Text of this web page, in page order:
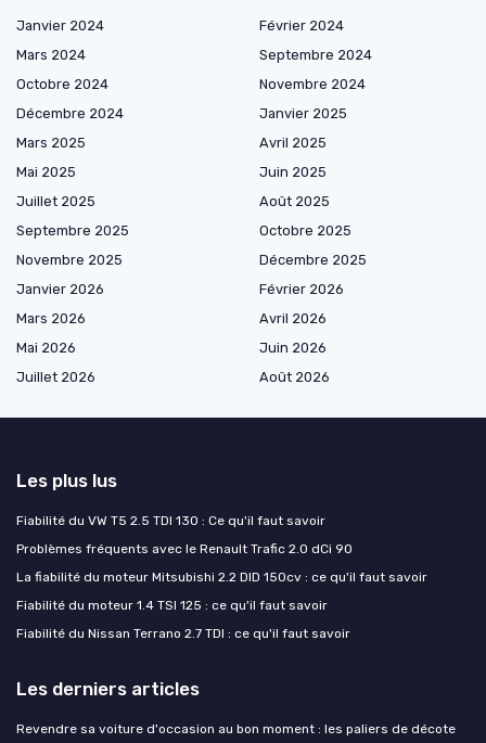
Janvier 2024
Février 2024
Mars 2024
Septembre 2024
Octobre 2024
Novembre 2024
Décembre 2024
Janvier 2025
Mars 2025
Avril 2025
Mai 2025
Juin 2025
Juillet 2025
Août 2025
Septembre 2025
Octobre 2025
Novembre 2025
Décembre 2025
Janvier 2026
Février 2026
Mars 2026
Avril 2026
Mai 2026
Juin 2026
Juillet 2026
Août 2026
Les plus lus
Fiabilité du VW T5 2.5 TDI 130 : Ce qu'il faut savoir
Problèmes fréquents avec le Renault Trafic 2.0 dCi 90
La fiabilité du moteur Mitsubishi 2.2 DID 150cv : ce qu'il faut savoir
Fiabilité du moteur 1.4 TSI 125 : ce qu'il faut savoir
Fiabilité du Nissan Terrano 2.7 TDI : ce qu'il faut savoir
Les derniers articles
Revendre sa voiture d'occasion au bon moment : les paliers de décote